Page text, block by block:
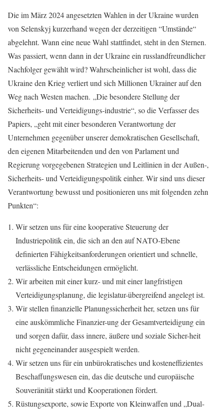
Die im März 2024 angesetzten Wahlen in der Ukraine wurden
von Selenskyj kurzerhand wegen der derzeitigen “Umstände“
abgelehnt. Wann eine neue Wahl stattfindet, steht in den Sternen.
Was passiert, wenn dann in der Ukraine ein russlandfreundlicher
Nachfolger gewählt wird? Wahrscheinlicher ist wohl, dass die
Ukraine den Krieg verliert und sich Millionen Ukrainer auf den
Weg nach Westen machen. „Die besondere Stellung der
Sicherheits- und Verteidigungs-industrie“, so die Verfasser des
Papiers, „geht mit einer besonderen Verantwortung der
Unternehmen gegenüber unserer demokratischen Gesellschaft,
den eigenen Mitarbeitenden und den von Parlament und
Regierung vorgegebenen Strategien und Leitlinien in der Außen-,
Sicherheits- und Verteidigungspolitik einher. Wir sind uns dieser
Verantwortung bewusst und positionieren uns mit folgenden zehn
Punkten“:
Wir setzen uns für eine kooperative Steuerung der
Industriepolitik ein, die sich an den auf NATO-Ebene
definierten Fähigkeitsanforderungen orientiert und schnelle,
verlässliche Entscheidungen ermöglicht.
Wir arbeiten mit einer kurz- und mit einer langfristigen
Verteidigungsplanung, die legislatur-übergreifend angelegt ist.
Wir stellen finanzielle Planungssicherheit her, setzen uns für
eine auskömmliche Finanzier-ung der Gesamtverteidigung ein
und sorgen dafür, dass innere, äußere und soziale Sicher-heit
nicht gegeneinander ausgespielt werden.
Wir setzen uns für ein unbürokratisches und kosteneffizientes
Beschaffungswesen ein, das die deutsche und europäische
Souveränität stärkt und Kooperationen fördert.
Rüstungsexporte, sowie Exporte von Kleinwaffen und „Dual-